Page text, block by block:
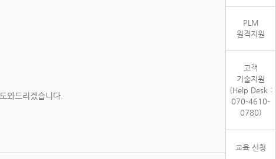
PLM
원격지원
고객
기술지원
(Help Desk :
070-4610-
0780)
교육 신청
와드리겠습니다.